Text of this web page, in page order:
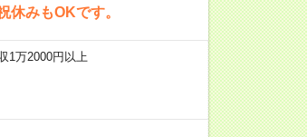
みもOKです。
万2000円以上